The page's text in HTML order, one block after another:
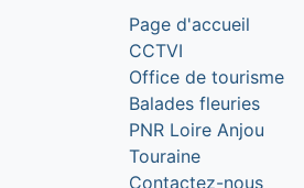
Page d'accueil
CCTVI
Office de tourisme
Balades fleuries
PNR Loire Anjou
Touraine
Contactez-nous